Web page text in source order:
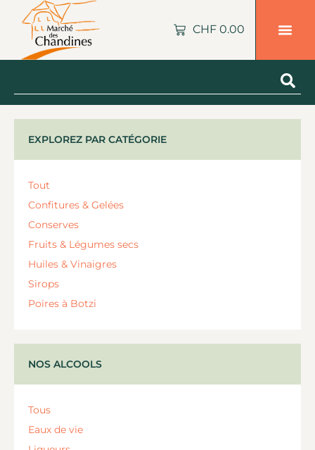
CHF0.00
EXPLOREZ PAR CATÉGORIE
Tout
Confitures & Gelées
Conserves
Fruits & Légumes secs
Huiles & Vinaigres
Sirops
Poires à Botzi
NOS ALCOOLS
Tous
Eaux de vie